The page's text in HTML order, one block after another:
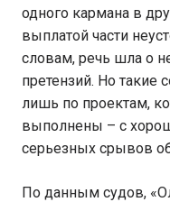
одного кармана в
выплатой части
словам, речь шла о
претензий. Но
лишь по проектам,
выполнены – с
серьезных срывов
По данным судов,